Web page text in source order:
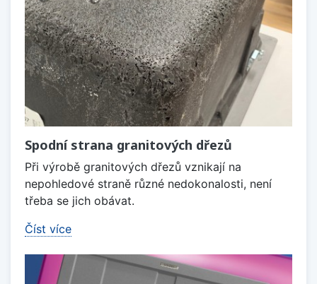
Spodní strana granitových dřezů
Při výrobě granitových dřezů vznikají na
nepohledové straně různé nedokonalosti, není
třeba se jich obávat.
Číst více